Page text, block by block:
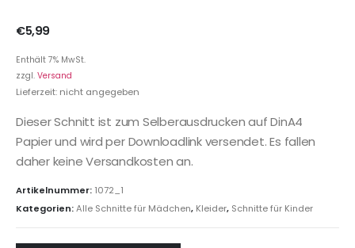
€5,99
Enthält 7% MwSt.
zzgl. Versand
Lieferzeit: nicht angegeben
Dieser Schnitt ist zum Selberausdrucken auf DinA4
Papier und wird per Downloadlink versendet. Es fallen
daher keine Versandkosten an.
Artikelnummer: 1072_1
Kategorien:Alle Schnitte für Mädchen, Kleider, Schnitte für Kinder